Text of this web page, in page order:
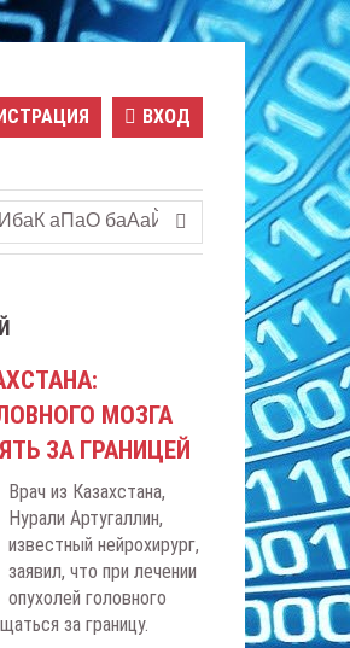
ВХОД
МОЗГА
ЗА ГРАНИЦЕЙ
Врач из Казахстана,
Нурали Артугаллин,
известный нейрохирург,
заявил, что при лечении
опухолей головного
за границу.